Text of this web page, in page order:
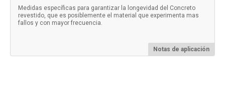
Medidas específicas para garantizar la longevidad del Concreto
revestido, que es posiblemente el material que experimenta mas
fallos y con mayor frecuencia.
Notas de aplicación